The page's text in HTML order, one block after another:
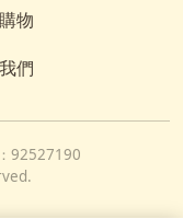
物
們
92527190